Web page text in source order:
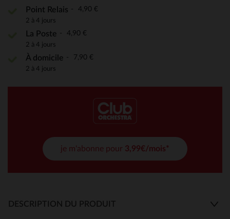
Point Relais 4,90 €
2 à 4 jours
La Poste 4,90 €
2 à 4 jours
À domicile 7,90 €
2 à 4 jours
je m'abonne pour 3,99€/mois*
DESCRIPTION DU PRODUIT